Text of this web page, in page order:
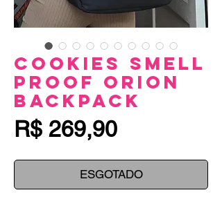
Cookies Smell
Proof Orion
Backpack
R$ 269,90Preço
ESGOTADO